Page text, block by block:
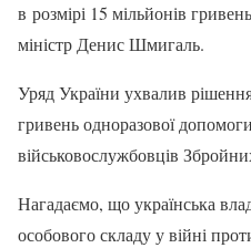
в розмірі 15 мільйонів
міністр Денис Шмигаль.
Уряд України ухвалив
гривень одноразової
військовослужбовців
Нагадаємо, що українська
особового складу у війні